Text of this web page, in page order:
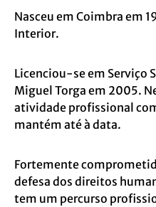
Nasceu em Coimbra em
Interior.
Licenciou-se em Serviço
Miguel Torga em 2005.
atividade profissional
mantém até à data.
Fortemente
defesa dos direitos
tem um percurso